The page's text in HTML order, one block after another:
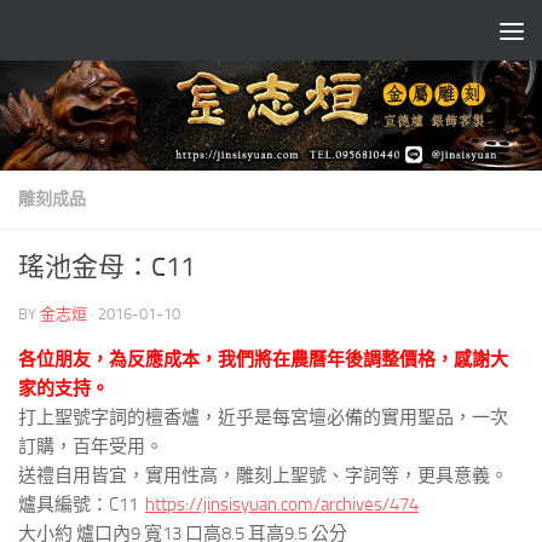
雕刻成品
瑤池金母：C11
BY 金志烜 · 2016-01-10
各位朋友，為反應成本，我們將在農曆年後調整價格，感謝大
家的支持。
打上聖號字詞的檀香爐，近乎是每宮壇必備的實用聖品，一次
訂購，百年受用。
送禮自用皆宜，實用性高，雕刻上聖號、字詞等，更具意義。
爐具編號：C11 https://jinsisyuan.com/archives/474
大小約 爐口內9 寬13 口高8.5 耳高9.5 公分